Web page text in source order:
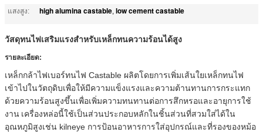
แสงสูง: high alumina castable, low cement castable
วัสดุทนไฟเสริมแรงสำหรับเหล็กทนความร้อนได้สูง
รายละเอียด:
เหล็กกล้าไฟเบอร์ทนไฟ Castable ผลิตโดยการเพิ่มเส้นใยเหล็กทนไฟ
เข้าไปในวัตถุดิบเพื่อให้มีความแข็งแรงและความต้านทานการกระแทก
ด้วยความร้อนสูงขึ้นเพื่อเพิ่มความทนทานต่อการสึกหรอและอายุการใช้
งาน เครื่องหล่อนี้ใช้เป็นส่วนประกอบหลักในชิ้นส่วนที่สวมใส่ได้ใน
อุณหภูมิสูงเช่น kilneye การป้อนอาหารการใส่อุปกรณ์และที่รองของหม้อ